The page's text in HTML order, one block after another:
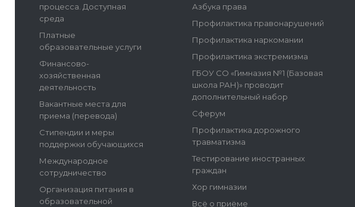
процесса. Доступная
среда
Платные
образовательные услуги
Финансово-
хозяйственная
деятельность
Вакантные места для
приема (перевода)
Стипендии и меры
поддержки обучающихся
Международное
сотрудничество
Организация питания в
образовательной
Азбука права
Профилактика правонарушений
Профилактика наркомании
Профилактика экстремизма
ГБОУ СО «Гимназия №1 (Базовая
школа РАН)» проводит
дополнительный набор
Сферум
Профилактика дорожного
травматизма
Тестирование иностранных
граждан
Хор гимназии
Всё о приёме